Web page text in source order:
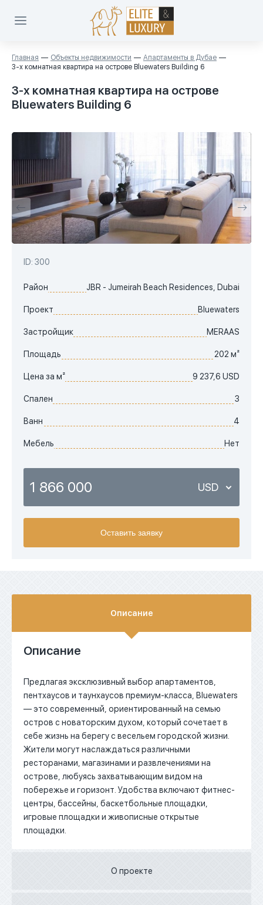
Главная Объекты недвижимости
Апартаменты в Дубае
3-х комнатная квартира на острове Bluewaters Building 6
3-х комнатная квартира на острове
Bluewaters Building 6
ID: 300
Район JBR - Jumeirah Beach Residences, Dubai
Проект Bluewaters
Застройщик MERAAS
Площадь 202 м²
Цена за м² 9 237,6 USD
Спален 3
Ванн 4
Мебель Нет
1 866 000 USD
Оставить заявку
Описание
Описание
Предлагая эксклюзивный выбор апартаментов,
пентхаусов и таунхаусов премиум-класса, Bluewaters
— это современный, ориентированный на семью
остров с новаторским духом, который сочетает в
себе жизнь на берегу с весельем городской жизни.
Жители могут наслаждаться различными
ресторанами, магазинами и развлечениями на
острове, любуясь захватывающим видом на
побережье и горизонт. Удобства включают фитнес-
центры, бассейны, баскетбольные площадки,
игровые площадки и живописные открытые
площадки.
О проекте